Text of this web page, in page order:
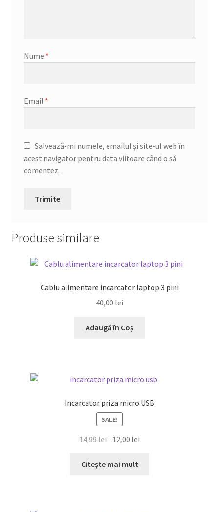
Nume *
Email *
Salvează-mi numele, emailul și site-ul web în
acest navigator pentru data viitoare când o să
comentez.
Produse similare
Cablu alimentare incarcator laptop 3 pini
40,00 lei
Adaugă în Coș
Incarcator priza micro USB
SALE!
14,99lei Prețul
a
12,00 lei
Citește mai mult